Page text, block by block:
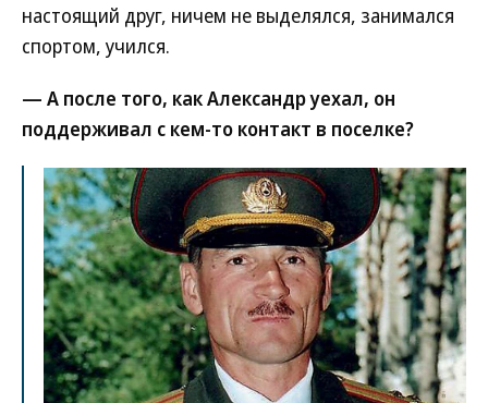
настоящий друг, ничем не выделялся, занимался
спортом, учился.
— А после того, как Александр уехал, он
поддерживал с кем-то контакт в поселке?